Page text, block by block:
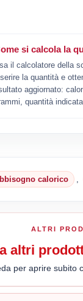
si calcola la
il calcolatore della
la quantità e
aggiornato:
quantità
calorico
ALTRI
altri
per aprire subito